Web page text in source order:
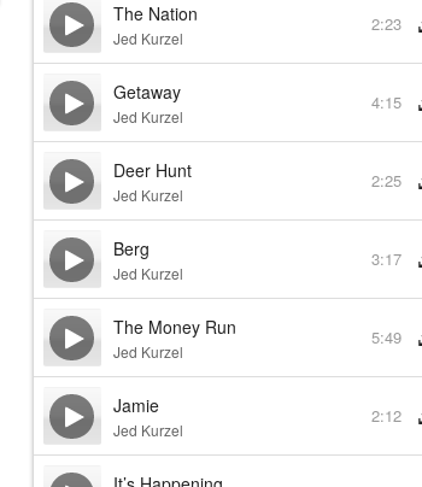
The Nation
Jed Kurzel
2:23
Getaway
Jed Kurzel
4:15
Deer Hunt
Jed Kurzel
2:25
Berg
Jed Kurzel
3:17
The Money Run
Jed Kurzel
5:49
Jamie
Jed Kurzel
2:12